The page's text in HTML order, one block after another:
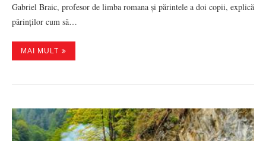
Gabriel Braic, profesor de limba romana și părintele a doi copii, explică
părinților cum să…
MAI MULT